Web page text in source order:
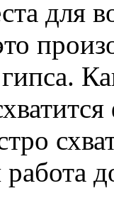
для